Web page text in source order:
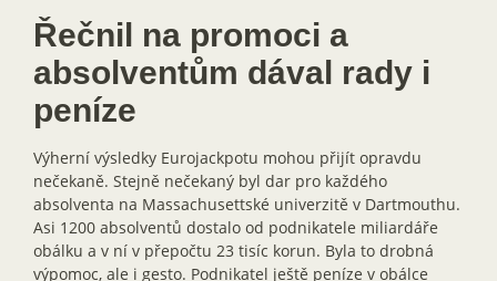
Řečnil na promoci a
absolventům dával rady i
peníze
Výherní výsledky Eurojackpotu mohou přijít opravdu
nečekaně. Stejně nečekaný byl dar pro každého
absolventa na Massachusettské univerzitě v Dartmouthu.
Asi 1200 absolventů dostalo od podnikatele miliardáře
obálku a v ní v přepočtu 23 tisíc korun. Byla to drobná
výpomoc, ale i gesto. Podnikatel ještě peníze v obálce